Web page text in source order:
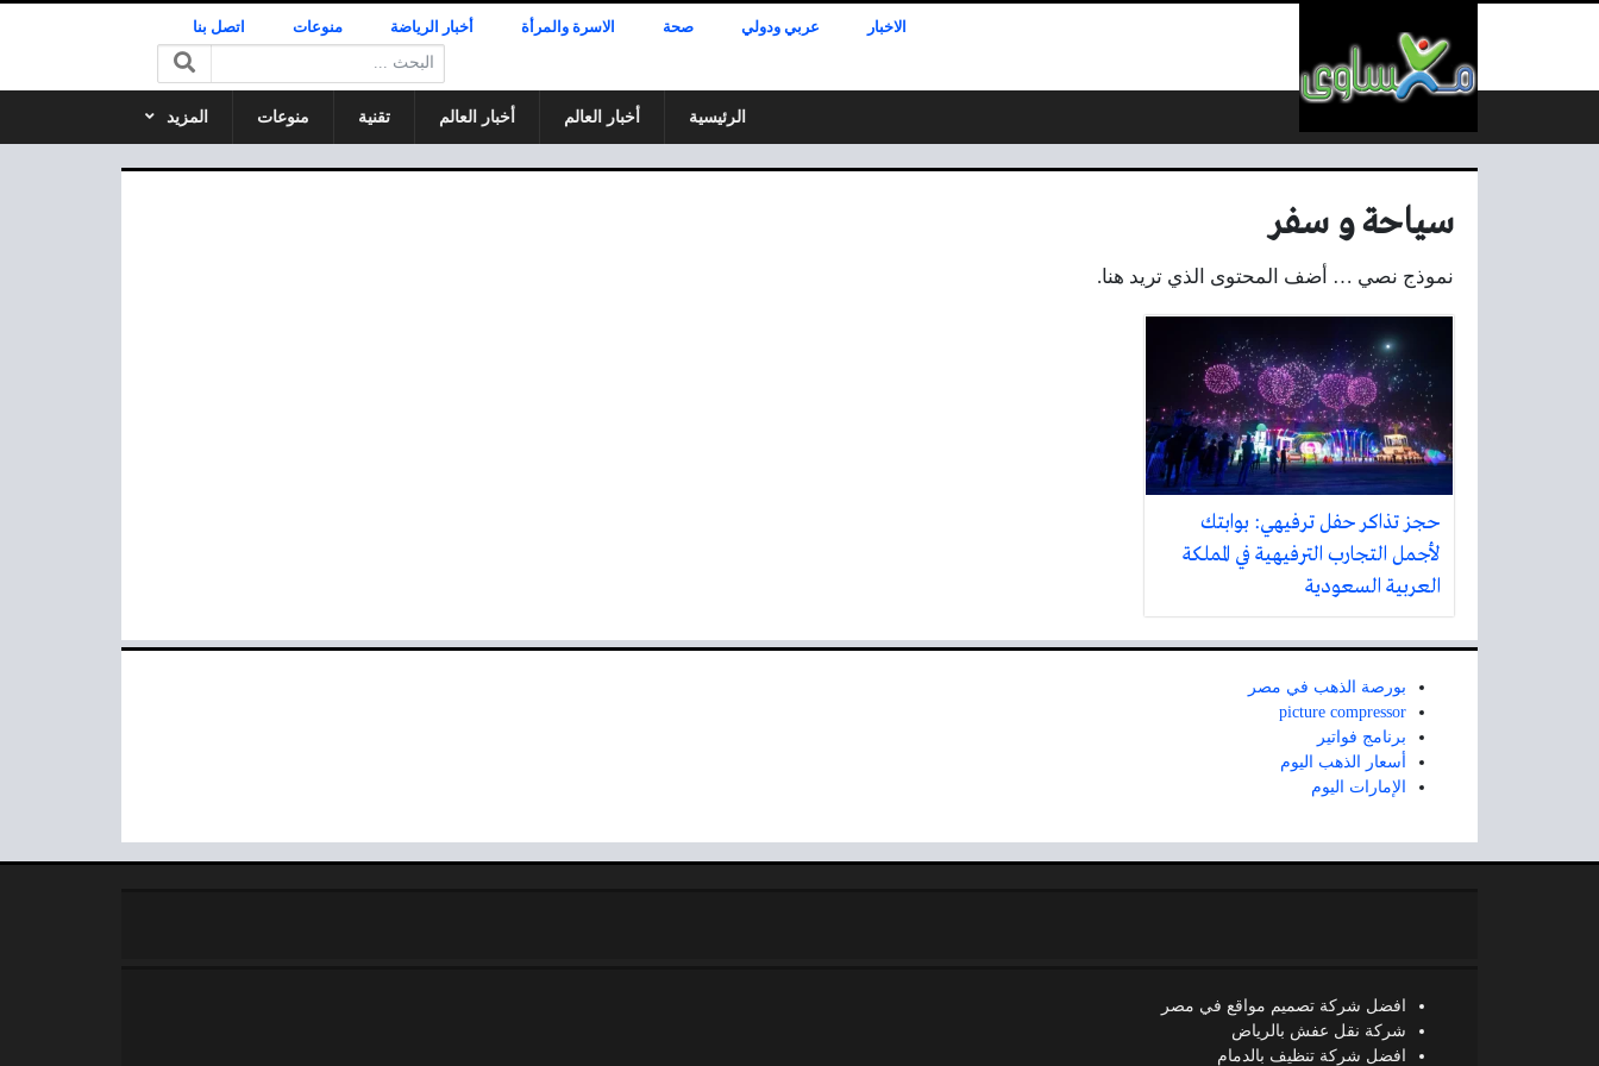
الاخبار عربي ودولي صحة الاسرة والمرأة أخبار الرياضة منوعات اتصل بنا
البحث:
الرئيسية أخبار العالم أخبار العالم تقنية منوعات المزيد
سياحة و سفر
نموذج نصي … أضف المحتوى الذي تريد هنا.
حجز تذاكر حفل ترفيهي: بوابتك
لأجمل التجارب الترفيهية في المملكة
العربية السعودية
بورصة الذهب في مصر
picture compressor
برنامج فواتير
أسعار الذهب اليوم
الإمارات اليوم
افضل شركة تصميم مواقع في مصر
شركة نقل عفش بالرياض
افضل شركة تنظيف بالدمام